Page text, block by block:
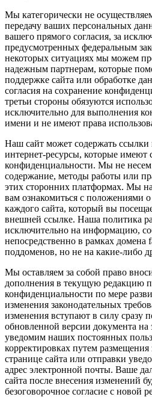
Мы категорически не
передачу ваших персональных
вашего прямого согласия, за
предусмотренных федеральным
некоторых ситуациях мы можем
надежным партнерам, которые
поддержке сайта или обработке
согласия на сохранение
третьи стороны обязуются
исключительно для выполнения
имени и не имеют права
Наш сайт может содержать
интернет-ресурсы, которые имеют
конфиденциальности. Мы не несем
содержание, методы работы или
этих сторонних платформах. Мы
вам ознакомиться с положениями
каждого сайта, который вы
внешней ссылке. Наша политика
исключительно на информацию,
непосредственно в рамках домена
поддоменов, но не на какие-либо
Мы оставляем за собой право
дополнения в текущую редакцию
конфиденциальности по мере
изменения законодательных
изменения вступают в силу сразу
обновленной версии документа
уведомим наших постоянных
корректировках путем размещения
странице сайта или отправки
адрес электронной почты. Ваше
сайта после внесения изменений
безоговорочное согласие с новой